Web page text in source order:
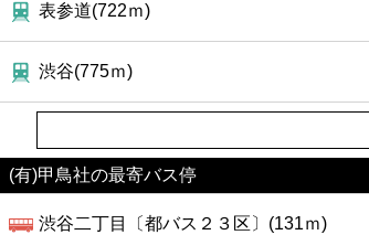
表参道(722ｍ)
渋谷(775ｍ)
(有)甲鳥社の最寄バス停
渋谷二丁目〔都バス２３区〕(131ｍ)